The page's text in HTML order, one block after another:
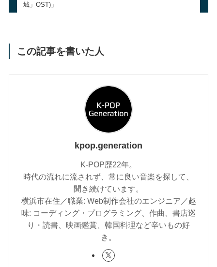
城」OST)」
この記事を書いた人
kpop.generation
K-POP歴22年。
時代の流れに流されず、常に良い音楽を探して、
聞き続けています。
横浜市在住／職業: Web制作会社のエンジニア／趣
味: コーディング・プログラミング、作曲、書店巡
り・読書、映画鑑賞、韓国料理など辛いもの好
き。